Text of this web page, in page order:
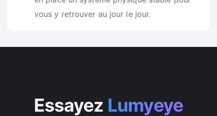
vous y retrouver au jour le jour.
Essayez Lumyeye